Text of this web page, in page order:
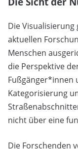
Die
aktuellen
Menschen
die Perspektive
Fußgänger*innen
Kategorisierung
nicht über eine
Die Forschenden